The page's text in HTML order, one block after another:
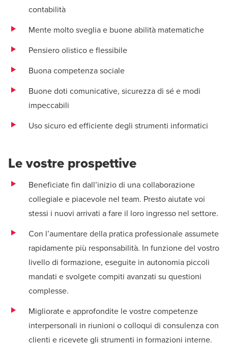
contabilità
Mente molto sveglia e buone abilità matematiche
Pensiero olistico e flessibile
Buona competenza sociale
Buone doti comunicative, sicurezza di sé e modi
impeccabili
Uso sicuro ed efficiente degli strumenti informatici
Le vostre prospettive
Beneficiate fin dall’inizio di una collaborazione
collegiale e piacevole nel team. Presto aiutate voi
stessi i nuovi arrivati a fare il loro ingresso nel settore.
Con l’aumentare della pratica professionale assumete
rapidamente più responsabilità. In funzione del vostro
livello di formazione, eseguite in autonomia piccoli
mandati e svolgete compiti avanzati su questioni
complesse.
Migliorate e approfondite le vostre competenze
interpersonali in riunioni o colloqui di consulenza con
clienti e ricevete gli strumenti in formazioni interne.